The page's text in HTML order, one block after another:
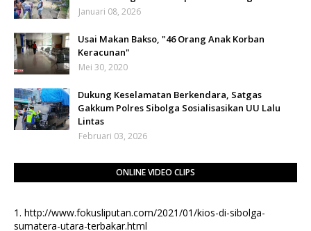
Januari 08, 2026
Usai Makan Bakso, "46 Orang Anak Korban
Keracunan"
Mei 30, 2020
Dukung Keselamatan Berkendara, Satgas
Gakkum Polres Sibolga Sosialisasikan UU Lalu
Lintas
Februari 03, 2026
ONLINE VIDEO CLIPS
1. http://www.fokusliputan.com/2021/01/kios-di-sibolga-
sumatera-utara-terbakar.html